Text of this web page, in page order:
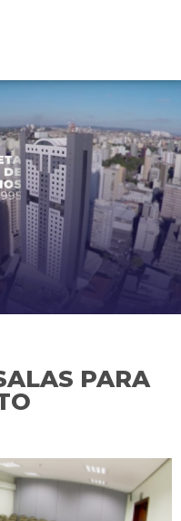
PARA